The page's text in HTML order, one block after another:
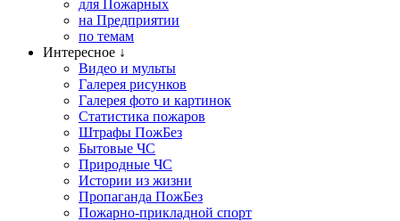
для Пожарных
на Предприятии
по темам
Интересное ↓
Видео и мульты
Галерея рисунков
Галерея фото и картинок
Статистика пожаров
Штрафы ПожБез
Бытовые ЧС
Природные ЧС
Истории из жизни
Пропаганда ПожБез
Пожарно-прикладной спорт